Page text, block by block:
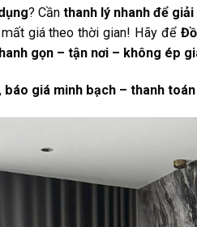
? Cần thanh lý nhanh để
giá theo thời gian! Hãy để
gọn – tận nơi – không ép
báo giá minh bạch – thanh